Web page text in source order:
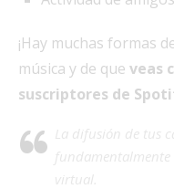
¡Hay muchas formas
música y de que veas
suscriptores de
La difusión de tus
fundamentalmente
virtual.